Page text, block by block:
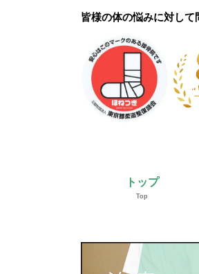
皆様の体の悩みに対し
トップ
Top